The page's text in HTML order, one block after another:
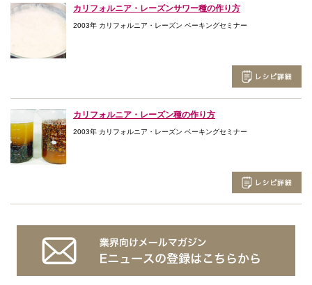
カリフォルニア・レーズンサワー種の作り方
2003年 カリフォルニア・レーズン ベーキングセミナー
カリフォルニア・レーズン種の作り方
2003年 カリフォルニア・レーズン ベーキングセミナー